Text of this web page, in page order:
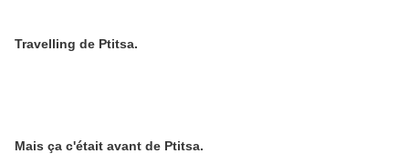
Travelling de Ptitsa.
Mais ça c'était avant de Ptitsa.